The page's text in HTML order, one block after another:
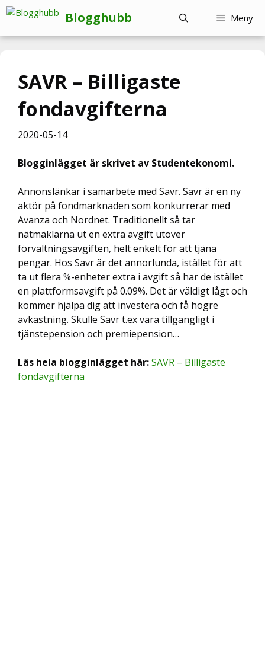
Hoppa
innehåll
Blogghubb Meny
SAVR – Billigaste
fondavgifterna
2020-05-14
Blogginlägget är skrivet av Studentekonomi.
Annonslänkar i samarbete med Savr. Savr är en ny
aktör på fondmarknaden som konkurrerar med
Avanza och Nordnet. Traditionellt så tar
nätmäklarna ut en extra avgift utöver
förvaltningsavgiften, helt enkelt för att tjäna
pengar. Hos Savr är det annorlunda, istället för att
ta ut flera %-enheter extra i avgift så har de istället
en plattformsavgift på 0.09%. Det är väldigt lågt och
kommer hjälpa dig att investera och få högre
avkastning. Skulle Savr t.ex vara tillgängligt i
tjänstepension och premiepension…
Läs hela blogginlägget här:SAVR – Billigaste
fondavgifterna